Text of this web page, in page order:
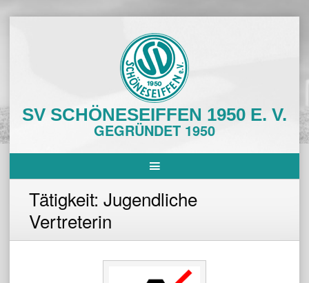
SV SCHÖNESEIFFEN 1950 E. V.
GEGRÜNDET 1950
Tätigkeit: Jugendliche
Vertreterin